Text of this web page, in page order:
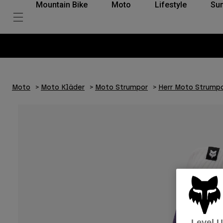
Mountain Bike Moto Lifestyle
Moto Moto Kläder Moto Strumpor Herr Moto